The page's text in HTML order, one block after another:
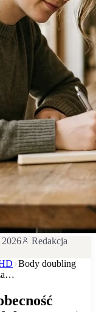
2026
Redakcja
Body doubling